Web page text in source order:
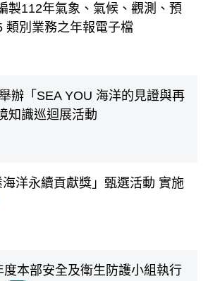
製112年氣象、氣候、觀測、預
類別業務之年報電子檔
辦「SEA YOU 海洋的見證與再
知識巡迴展活動
洋永續貢獻獎」甄選活動 實施
度本部安全及衛生防護小組執行